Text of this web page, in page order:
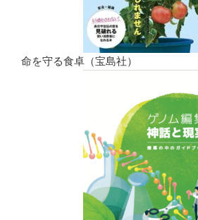
命を守る食卓（宝島社）